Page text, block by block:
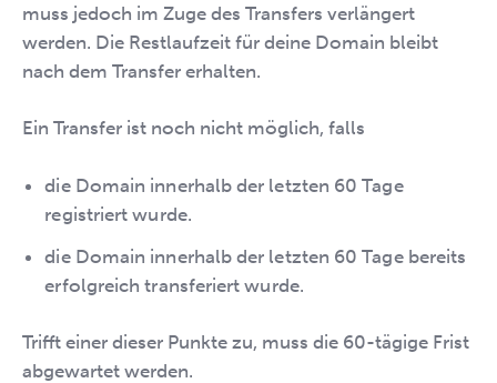
muss jedoch im Zuge des Transfers verlängert
werden. Die Restlaufzeit für deine Domain bleibt
nach dem Transfer erhalten.
Ein Transfer ist noch nicht möglich, falls
die Domain innerhalb der letzten 60 Tage
registriert wurde.
die Domain innerhalb der letzten 60 Tage bereits
erfolgreich transferiert wurde.
Trifft einer dieser Punkte zu, muss die 60-tägige Frist
abgewartet werden.